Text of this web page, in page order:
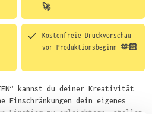
🚀
Kostenfreie Druckvorschau
vor Produktionsbeginn 🫶🏻
kannst du deiner Kreativität
Einschränkungen dein eigenes